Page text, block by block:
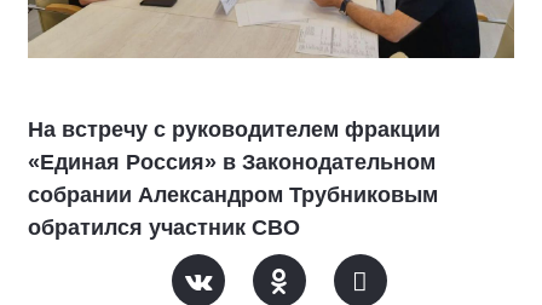
На встречу с руководителем фракции
«Единая Россия» в Законодательном
собрании Александром Трубниковым
обратился участник СВО